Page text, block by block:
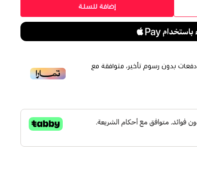
إضافة للسلة
دفعات بدون رسوم تأخير، متوافقة مع